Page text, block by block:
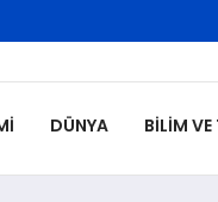
DÜNYA BILIM